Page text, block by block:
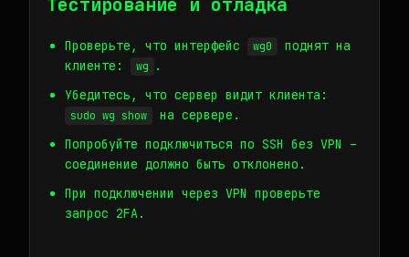
Проверьте, что интерфейс wg0
поднят на
клиенте:
wg
.
Убедитесь, что сервер видит клиента:
sudo wg show
на сервере.
Попробуйте подключиться по SSH без VPN –
соединение должно быть отклонено.
При подключении через VPN проверьте
запрос 2FA.